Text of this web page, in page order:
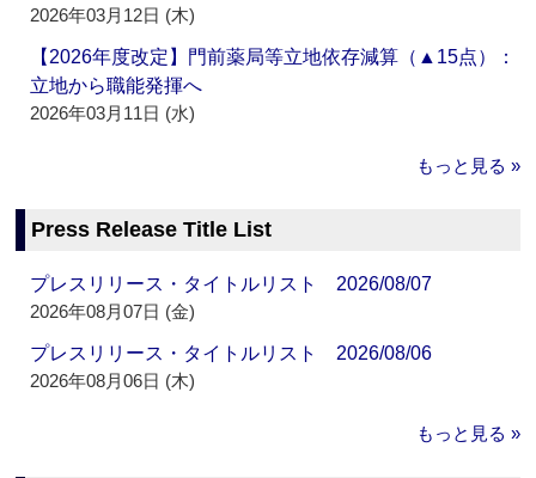
2026年03月12日 (木)
【2026年度改定】門前薬局等立地依存減算（▲15点）：
立地から職能発揮へ
2026年03月11日 (水)
もっと見る »
Press Release Title List
プレスリリース・タイトルリスト 2026/08/07
2026年08月07日 (金)
プレスリリース・タイトルリスト 2026/08/06
2026年08月06日 (木)
もっと見る »